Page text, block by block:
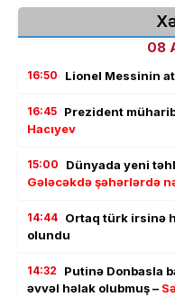
08
16:50 Lionel Messinin
16:45 Prezident
Hacıyev
15:00
Dünyada yeni
Gələcəkdə şəhərlərdə
14:44 Ortaq türk irsinə
olundu
14:32
Putinə Donbasla
əvvəl həlak olubmuş –